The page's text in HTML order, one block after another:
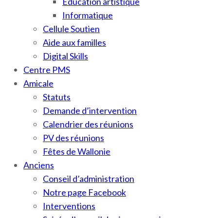
Informatique
Cellule Soutien
Aide aux familles
Digital Skills
Centre PMS
Amicale
Statuts
Demande d’intervention
Calendrier des réunions
PV des réunions
Fêtes de Wallonie
Anciens
Conseil d’administration
Notre page Facebook
Interventions